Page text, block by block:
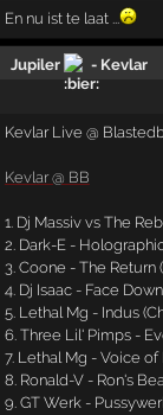
En nu ist te laat ...
Jupiler
- Kevlar
Kevlar Live @
Kevlar @ BB
1. Dj Massiv vs The
2. Dark-E -
3. Coone - The Return
4. Dj Isaac - Face
5. Lethal Mg - Indus
6. Three Lil' Pimps -
7. Lethal Mg - Voice of
8. Ronald-V - Ron's
9. GT Werk -